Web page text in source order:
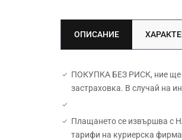
ОПИСАНИЕ
ПОКУПКА БЕЗ РИСК, ние ще
застраховка. В случай на
Плащането се извършва с
тарифи на куриерска